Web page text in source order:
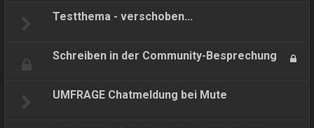
Testthema - verschoben...
Schreiben in der Community-Besprechung
UMFRAGE Chatmeldung bei Mute